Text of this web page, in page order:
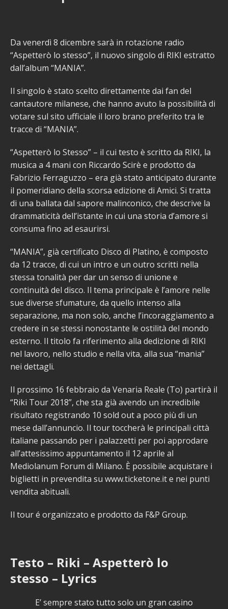
Da venerdì 8 dicembre sarà in rotazione radio
“Aspetterò lo stesso”, il nuovo singolo di RIKI estratto
dall’album “MANIA”.
Il singolo è stato scelto direttamente dai fan del
cantautore milanese, che hanno avuto la possibilità di
votare sul sito ufficiale il loro brano preferito tra le
tracce di “MANIA”.
“Aspetterò lo Stesso” – il cui testo è scritto da RIKI, la
musica a 4 mani con Riccardo Scirè e prodotto da
Fabrizio Ferraguzzo – era già stato anticipato durante
il pomeridiano della scorsa edizione di Amici. Si tratta
di una ballata dal sapore malinconico, che descrive la
drammaticità dell’istante in cui una storia d’amore si
consuma fino ad esaurirsi.
“MANIA”, già certificato Disco di Platino, è composto
da 12 tracce, di cui un intro e un outro scritti nella
stessa tonalità per dar un senso di unione e
continuità del disco. Il tema principale è l’amore nelle
sue diverse sfumature, da quello intenso alla
separazione, ma non solo, anche l’incoraggiamento a
credere in se stessi nonostante le ostilità del mondo
esterno. Il titolo fa riferimento alla dedizione di RIKI
nel lavoro, nello studio e nella vita, alla sua “mania”
nei dettagli.
Il prossimo 16 febbraio da Venaria Reale (To) partirà il
“Riki Tour 2018”, che sta già avendo un incredibile
risultato registrando 10 sold out a poco più di un
mese dall’annuncio. Il tour toccherà le principali città
italiane passando per i palazzetti per poi approdare
all’attesissimo appuntamento il 12 aprile al
Mediolanum Forum di Milano. È possibile acquistare i
biglietti in prevendita su www.ticketone.it e nei punti
vendita abituali.
Il tour é organizzato e prodotto da F&P Group.
Testo – Riki – Aspetterò lo
stesso – Lyrics
E’ sempre stato tutto solo un gran casino